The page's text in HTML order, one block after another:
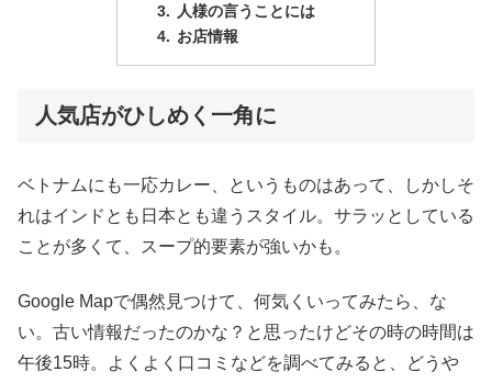
人様の言うことには
お店情報
人気店がひしめく一角に
ベトナムにも一応カレー、というものはあって、しかしそ
れはインドとも日本とも違うスタイル。サラッとしている
ことが多くて、スープ的要素が強いかも。
Google Mapで偶然見つけて、何気くいってみたら、な
い。古い情報だったのかな？と思ったけどその時の時間は
午後15時。よくよく口コミなどを調べてみると、どうや